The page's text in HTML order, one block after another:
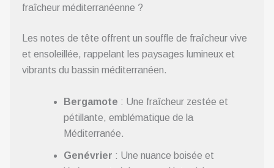
fraîcheur méditerranéenne ?
Les notes de tête offrent un souffle de fraîcheur vive
et ensoleillée, rappelant les paysages lumineux et
vibrants du bassin méditerranéen.
Bergamote : Une fraîcheur zestée et
pétillante, emblématique de la
Méditerranée.
Genévrier : Une nuance boisée et